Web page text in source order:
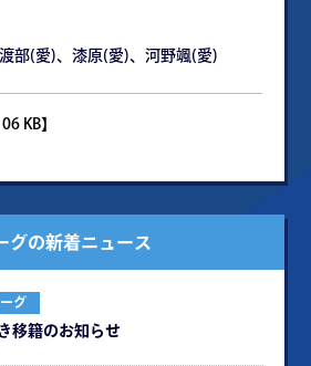
部(愛)、漆原(愛)、河野颯(愛)
KB】
グの新着ニュース
グ
移籍のお知らせ